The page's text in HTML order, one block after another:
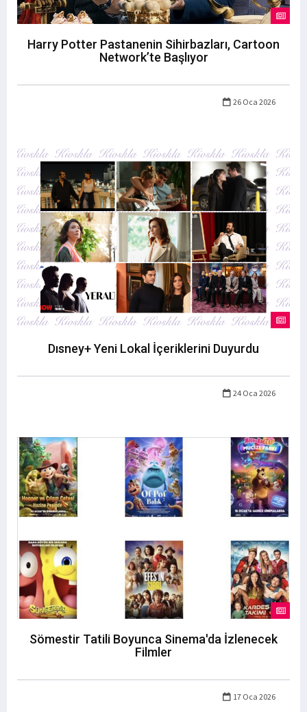
Harry Potter Pastanenin Sihirbazları, Cartoon
Network’te Başlıyor
26 Oca 2026
Dısney+ Yeni Lokal İçeriklerini Duyurdu
24 Oca 2026
Sömestir Tatili Boyunca Sinema'da İzlenecek
Filmler
17 Oca 2026